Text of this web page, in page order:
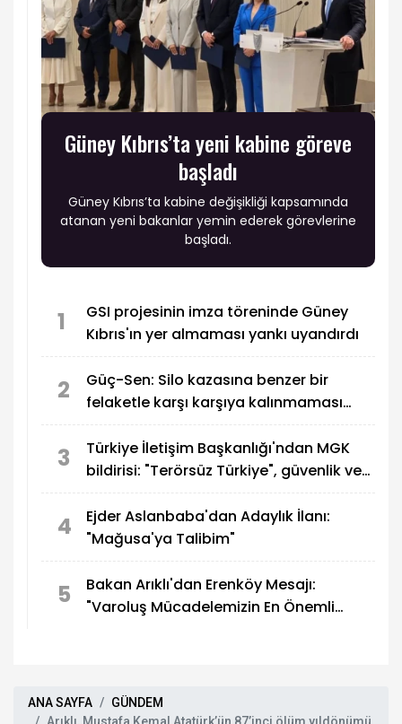
Güney Kıbrıs’ta yeni kabine göreve
başladı
Güney Kıbrıs’ta kabine değişikliği kapsamında
atanan yeni bakanlar yemin ederek görevlerine
başladı.
1
GSI projesinin imza töreninde Güney
Kıbrıs'ın yer almaması yankı uyandırdı
2
Güç-Sen: Silo kazasına benzer bir
felaketle karşı karşıya kalınmaması
3
Türkiye İletişim Başkanlığı'ndan MGK
bildirisi: "Terörsüz Türkiye", güvenlik ve
4
Ejder Aslanbaba'dan Adaylık İlanı:
"Mağusa'ya Talibim"
5
Bakan Arıklı'dan Erenköy Mesajı:
"Varoluş Mücadelemizin En Önemli
ANA SAYFA
GÜNDEM